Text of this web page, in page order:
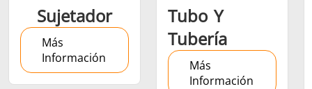
Sujetador
Más
Información
Tubo Y
Tubería
Más
Información